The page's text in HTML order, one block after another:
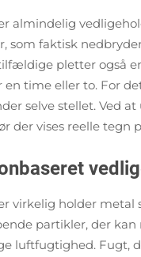
faktisk
pletter også
time eller to. For
selve stellet. Ved
der vises reelle tegn
holder metal
partikler, der
Fugt,